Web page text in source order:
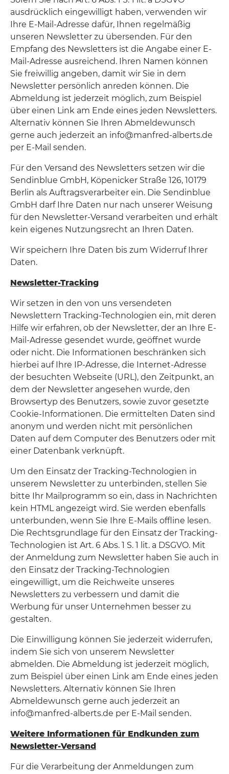
ausdrücklich eingewilligt haben, verwenden wir
Ihre E-Mail-Adresse dafür, Ihnen regelmäßig
unseren Newsletter zu übersenden. Für den
Empfang des Newsletters ist die Angabe einer E-
Mail-Adresse ausreichend. Ihren Namen können
Sie freiwillig angeben, damit wir Sie in dem
Newsletter persönlich anreden können. Die
Abmeldung ist jederzeit möglich, zum Beispiel
über einen Link am Ende eines jeden Newsletters.
Alternativ können Sie Ihren Abmeldewunsch
gerne auch jederzeit an info@manfred-alberts.de
per E-Mail senden.
Für den Versand des Newsletters setzen wir die
Sendinblue GmbH, Köpenicker Straße 126, 10179
Berlin als Auftragsverarbeiter ein. Die Sendinblue
GmbH darf Ihre Daten nur nach unserer Weisung
für den Newsletter-Versand verarbeiten und erhält
kein eigenes Nutzungsrecht an Ihren Daten.
Wir speichern Ihre Daten bis zum Widerruf Ihrer
Daten.
Newsletter-Tracking
Wir setzen in den von uns versendeten
Newslettern Tracking-Technologien ein, mit deren
Hilfe wir erfahren, ob der Newsletter, der an Ihre E-
Mail-Adresse gesendet wurde, geöffnet wurde
oder nicht. Die Informationen beschränken sich
hierbei auf Ihre IP-Adresse, die Internet-Adresse
der besuchten Webseite (URL), den Zeitpunkt, an
dem der Newsletter angesehen wurde, den
Browsertyp des Benutzers, sowie zuvor gesetzte
Cookie-Informationen. Die ermittelten Daten sind
anonym und werden nicht mit persönlichen
Daten auf dem Computer des Benutzers oder mit
einer Datenbank verknüpft.
Um den Einsatz der Tracking-Technologien in
unserem Newsletter zu unterbinden, stellen Sie
bitte Ihr Mailprogramm so ein, dass in Nachrichten
kein HTML angezeigt wird. Sie werden ebenfalls
unterbunden, wenn Sie Ihre E-Mails offline lesen.
Die Rechtsgrundlage für den Einsatz der Tracking-
Technologien ist Art. 6 Abs. 1 S. 1 lit. a DSGVO. Mit
der Anmeldung zum Newsletter haben Sie auch in
den Einsatz der Tracking-Technologien
eingewilligt, um die Reichweite unseres
Newsletters zu verbessern und damit die
Werbung für unser Unternehmen besser zu
gestalten.
Die Einwilligung können Sie jederzeit widerrufen,
indem Sie sich von unserem Newsletter
abmelden. Die Abmeldung ist jederzeit möglich,
zum Beispiel über einen Link am Ende eines jeden
Newsletters. Alternativ können Sie Ihren
Abmeldewunsch gerne auch jederzeit an
info@manfred-alberts.de per E-Mail senden.
Weitere Informationen für Endkunden zum
Newsletter-Versand
Für die Verarbeitung der Anmeldungen zum